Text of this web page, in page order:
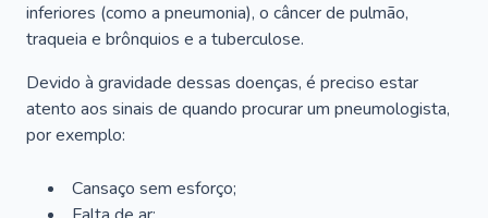
inferiores (como a pneumonia), o câncer de pulmão,
traqueia e brônquios e a tuberculose.
Devido à gravidade dessas doenças, é preciso estar
atento aos sinais de quando procurar um pneumologista,
por exemplo:
Cansaço sem esforço;